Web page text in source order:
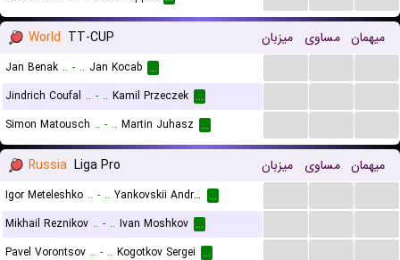
World TT-CUP میزبان مساوی میهمان
Jan Benak .. - .. Jan Kocab ...
Jindrich Coufal .. - .. Kamil Przeczek ...
Simon Matousch .. - .. Martin Juhasz ...
Russia Liga Pro میزبان مساوی میهمان
Igor Meteleshko .. - .. Yankovskii Andrei ...
Mikhail Reznikov .. - .. Ivan Moshkov ...
Pavel Vorontsov .. - .. Kogotkov Sergei ...